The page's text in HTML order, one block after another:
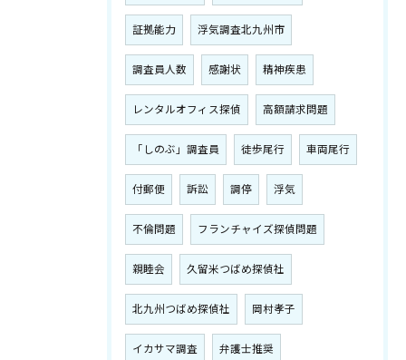
証拠能力 浮気調査北九州市
調査員人数 感謝状 精神疾患
レンタルオフィス探偵 高額請求問題
「しのぶ」調査員 徒歩尾行 車両尾行
付郵便 訴訟 調停 浮気
不倫問題 フランチャイズ探偵問題
親睦会 久留米つばめ探偵社
北九州つばめ探偵社 岡村孝子
イカサマ調査 弁護士推奨